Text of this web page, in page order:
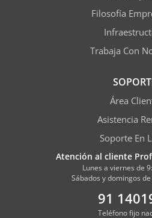
Filosofía
Trabaja Con
Área
Asistencia
Soporte En
Atención al cliente
Lunes a viernes de
Sábados y domingos
91
Teléfono fijo